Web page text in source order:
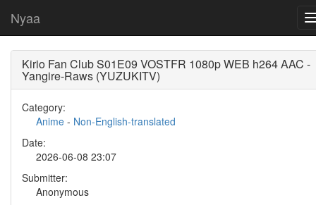
Nyaa
Kirio Fan Club S01E09 VOSTFR 1080p WEB h264 AAC -
Yangire-Raws (YUZUKITV)
Category:
Anime - Non-English-translated
Date:
2026-06-08 23:07
Submitter:
Anonymous